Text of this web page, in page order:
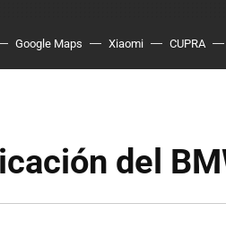
Google Maps Xiaomi CUPRA
del